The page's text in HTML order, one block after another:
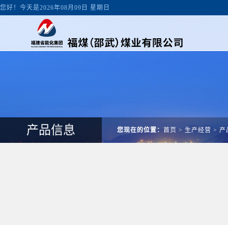
您好！今天是2026年08月09日 星期日
产品信息 您现在的位置： 首页 > 生产经营 > 产